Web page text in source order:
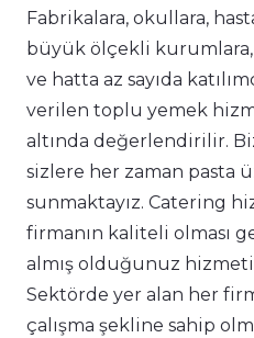
Fabrikalara, okullara,
büyük ölçekli
ve hatta az sayıda
verilen toplu yemek
altında değerlendirilir.
sizlere her zaman pasta
sunmaktayız. Catering
firmanın kaliteli olması
almış olduğunuz
Sektörde yer alan her
çalışma şekline sahip